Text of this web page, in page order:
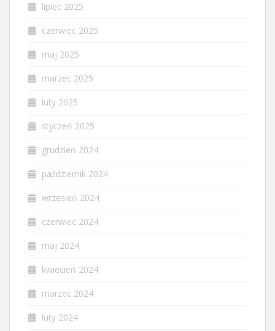
lipiec 2025
czerwiec 2025
maj 2025
marzec 2025
luty 2025
styczeń 2025
grudzień 2024
październik 2024
wrzesień 2024
czerwiec 2024
maj 2024
kwiecień 2024
marzec 2024
luty 2024